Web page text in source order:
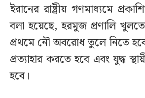
ইরানের রাষ্ট্রীয় গণমাধ্যমে
বলা হয়েছে, হরমুজ প্রণালি খুলতে
প্রথমে নৌ অবরোধ তুলে নিতে
প্রত্যাহার করতে হবে এবং যুদ্ধ
হবে।